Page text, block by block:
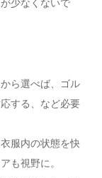
少なくないで
ら選べば、ゴル
する、など必要
服内の状態を快
も視野に。